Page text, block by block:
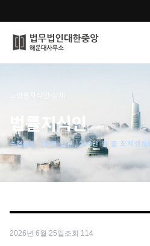
오시는 길
통합검색
업무분야
법률지식인
수협통장 7년째 압류, 230만 원 중 최저생계
2026년 6월 25일 조회 114